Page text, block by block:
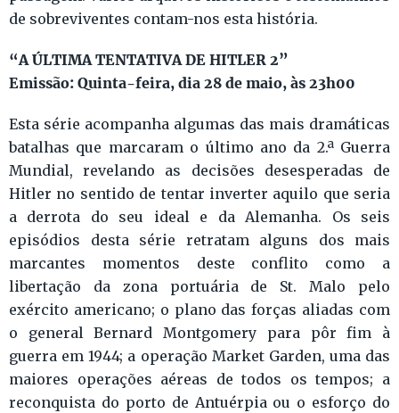
de sobreviventes contam-nos esta história.
“A ÚLTIMA TENTATIVA DE HITLER 2”
Emissão: Quinta-feira, dia 28 de maio, às 23h00
Esta série acompanha algumas das mais dramáticas
batalhas que marcaram o último ano da 2.ª Guerra
Mundial, revelando as decisões desesperadas de
Hitler no sentido de tentar inverter aquilo que seria
a derrota do seu ideal e da Alemanha. Os seis
episódios desta série retratam alguns dos mais
marcantes momentos deste conflito como a
libertação da zona portuária de St. Malo pelo
exército americano; o plano das forças aliadas com
o general Bernard Montgomery para pôr fim à
guerra em 1944; a operação Market Garden, uma das
maiores operações aéreas de todos os tempos; a
reconquista do porto de Antuérpia ou o esforço do